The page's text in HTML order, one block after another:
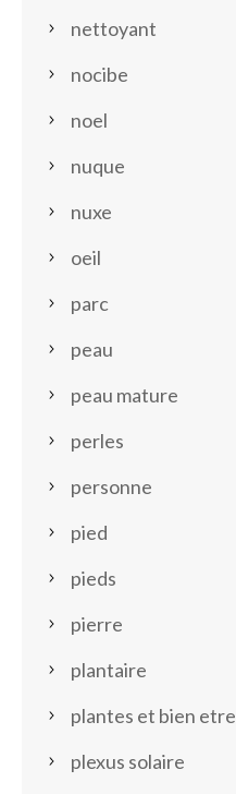
nettoyant
nocibe
noel
nuque
nuxe
oeil
parc
peau
peau mature
perles
personne
pied
pieds
pierre
plantaire
plantes et bien etre
plexus solaire